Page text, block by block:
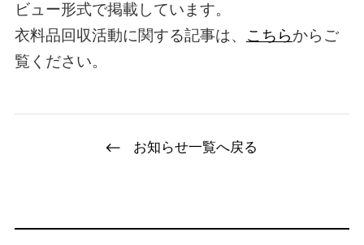
ビュー形式で掲載しています。
衣料品回収活動に関する記事は、 こちらからご
覧ください。
お知らせ一覧へ戻る